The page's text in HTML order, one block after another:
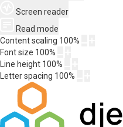
Screen reader
Read mode
Content scaling 100%
Font size 100%
Line height 100%
Letter spacing 100%